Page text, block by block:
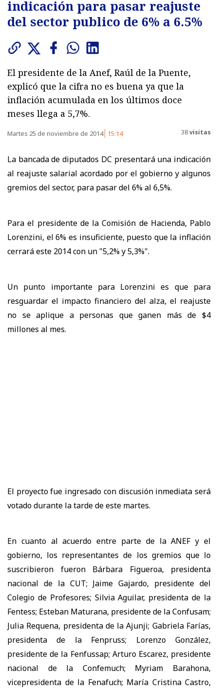
indicación para pasar reajuste
del sector publico de 6% a 6.5%
El presidente de la Anef, Raúl de la Puente,
explicó que la cifra no es buena ya que la
inflación acumulada en los últimos doce
meses llega a 5,7%.
Martes 25 de noviembre de 2014 15:14 38visitas
La bancada de diputados DC presentará una indicación
al reajuste salarial acordado por el gobierno y algunos
gremios del sector, para pasar del 6% al 6,5%.
Para el presidente de la Comisión de Hacienda, Pablo
Lorenzini, el 6% es insuficiente, puesto que la inflación
cerrará este 2014 con un "5,2% y 5,3%".
Un punto importante para Lorenzini es que para
resguardar el impacto financiero del alza, el reajuste
no se aplique a personas que ganen más de $4
millones al mes.
El proyecto fue ingresado con discusión inmediata será
votado durante la tarde de este martes.
En cuanto al acuerdo entre parte de la ANEF y el
gobierno, los representantes de los gremios que lo
suscribieron fueron Bárbara Figueroa, presidenta
nacional de la CUT; Jaime Gajardo, presidente del
Colegio de Profesores; Silvia Aguilar, presidenta de la
Fentess; Esteban Maturana, presidente de la Confusam;
Julia Requena, presidenta de la Ajunji; Gabriela Farías,
presidenta de la Fenpruss; Lorenzo González,
presidente de la Fenfussap; Arturo Escarez, presidente
nacional de la Confemuch; Myriam Barahona,
vicepresidenta de la Fenafuch; María Cristina Castro,